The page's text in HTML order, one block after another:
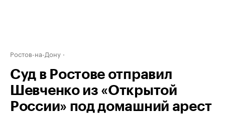
Ростов-на-Дону
Суд в Ростове отправил
Шевченко из «Открытой
России» под домашний арест